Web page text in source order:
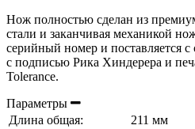
Нож полностью сделан из
стали и заканчивая механикой
серийный номер и поставляется
с подписью Рика Хиндерера и
Tolerance.
Параметры
Длина общая:
211 мм